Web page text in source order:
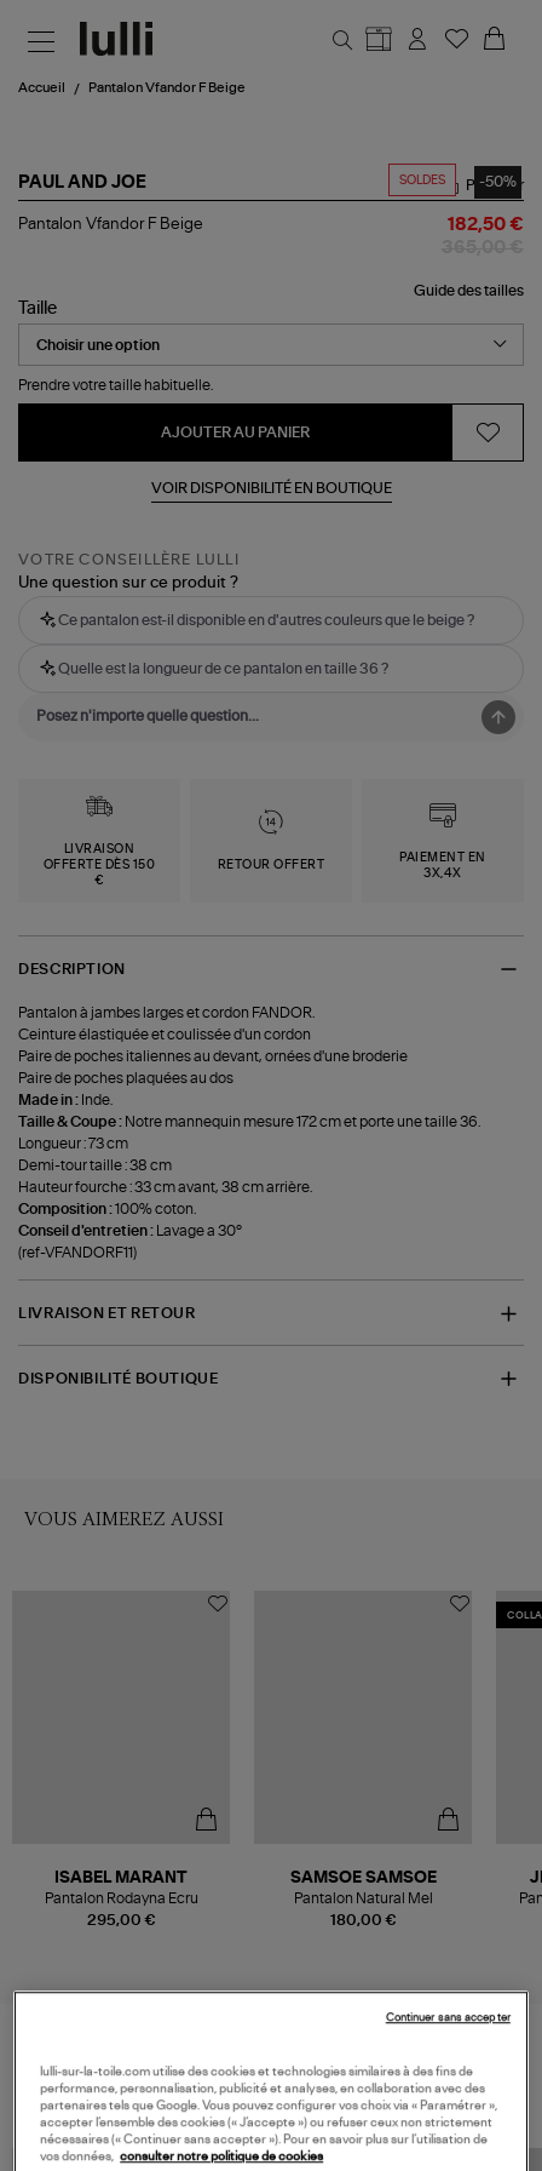
Accueil Pantalon Vfandor F Beige
SOLDES -50%
PAUL AND JOE
Pantalon
Partager
Pantalon Vfandor F Beige 182,50 €
Guide des tailles
Taille
Prendre votre taille habituelle.
AJOUTER AU PANIER
VOIR DISPONIBILITÉ EN BOUTIQUE
VOTRE CONSEILLÈRE LULLI
Une question sur ce produit ?
Ce pantalon est-il disponible en d'autres couleurs que le beige ?
Quelle est la longueur de ce pantalon en taille 36 ?
LIVRAISON
OFFERTE DÈS 150
€
RETOUR OFFERT
PAIEMENT EN
3X,4X
DESCRIPTION
Pantalon à jambes larges et cordon FANDOR.
Ceinture élastiquée et coulissée d'un cordon
Paire de poches italiennes au devant, ornées d'une broderie
Paire de poches plaquées au dos
Made in : Inde.
Taille & Coupe : Notre mannequin mesure 172 cm et porte une taille 36.
Longueur : 73 cm
Demi-tour taille : 38 cm
Hauteur fourche : 33 cm avant, 38 cm arrière.
Composition :100% coton.
Conseil d'entretien : Lavage a 30°
(ref-VFANDORF11)
LIVRAISON ET RETOUR
DISPONIBILITÉ BOUTIQUE
VOUS AIMEREZ AUSSI
295,00 €
ISABEL MARANT
Pantalon Rodayna Ecru
180,00 €
SAMSOE SAMSOE
Pantalon Natural Mel
VOS DERNIERS PRODUITS VUS
lulli-sur-la-toile.com utilise des cookies et technologies similaires à des fins de
performance, personnalisation, publicité et analyses, en collaboration avec des
partenaires tels que Google. Vous pouvez configurer vos choix via « Paramétrer »,
accepter l’ensemble des cookies (« J’accepte ») ou refuser ceux non strictement
nécessaires (« Continuer sans accepter »). Pour en savoir plus sur l’utilisation de
vos données, consulter notre politique de cookies
Continuer sans accepter